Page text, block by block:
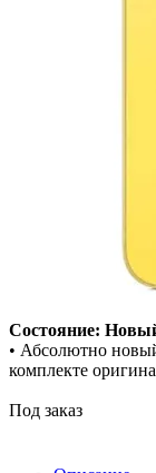
Состояние:
• Абсолютно
комплекте
Под заказ